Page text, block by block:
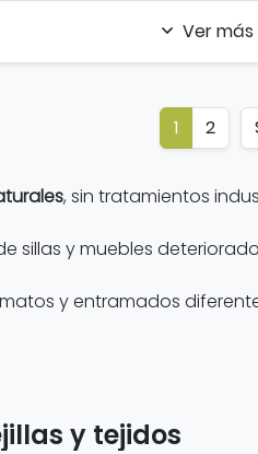
Ver
1 2
, sin tratamientos
sillas y muebles
y entramados
y tejidos